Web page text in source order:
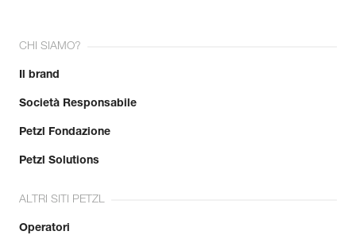
CHI SIAMO?
Il brand
Società Responsabile
Petzl Fondazione
Petzl Solutions
ALTRI SITI PETZL
Operatori